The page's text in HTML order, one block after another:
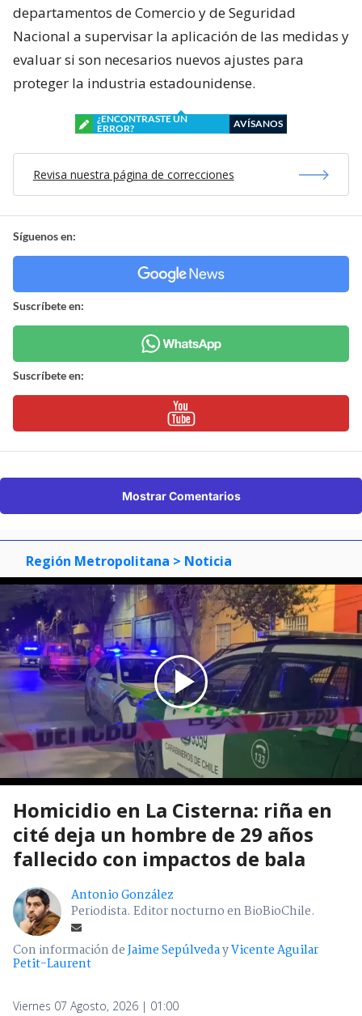
departamentos de Comercio y de Seguridad
Nacional a supervisar la aplicación de las medidas y
evaluar si son necesarios nuevos ajustes para
proteger la industria estadounidense.
¿ENCONTRASTE UN
ERROR?
AVÍSANOS
Revisa nuestra página de correcciones
Síguenos en:
Suscríbete en:
Suscríbete en:
Mostrar Comentarios
Región Metropolitana > Noticia
Homicidio en La Cisterna: riña en
cité deja un hombre de 29 años
fallecido con impactos de bala
Antonio González
Periodista. Editor nocturno en BioBioChile.
Con información deJaime SepúlvedayVicente Aguilar
Petit-Laurent
Viernes 07 Agosto, 2026 | 01:00